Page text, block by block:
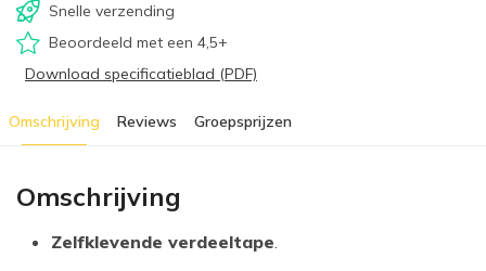
Snelle verzending
Beoordeeld met een 4,5+
Download specificatieblad (PDF)
Omschrijving Reviews Groepsprijzen
Omschrijving
Zelfklevende verdeeltape.